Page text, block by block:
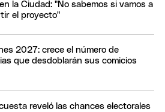
la Ciudad: "No sabemos si vamos a
el proyecto"
2027: crece el número de
que desdoblarán sus comicios
reveló las chances electorales